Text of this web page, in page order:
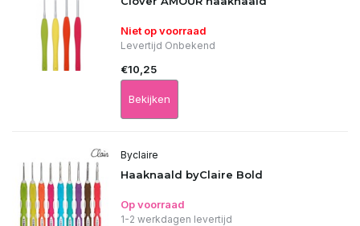
Niet op voorraad
Levertijd Onbekend
€10,25
Bekijken
Byclaire
Haaknaald byClaire Bold
Op voorraad
1-2 werkdagen levertijd